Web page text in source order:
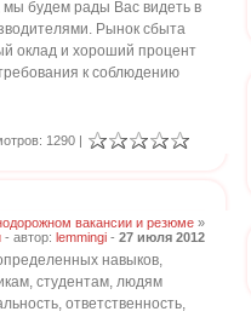
будем рады Вас видеть в
Рынок сбыта
оклад и хороший процент
к соблюдению
1290 |
вакансии и резюме »
- автор: lemmingi - 27 июля 2012
навыков,
студентам, людям
ответственность,